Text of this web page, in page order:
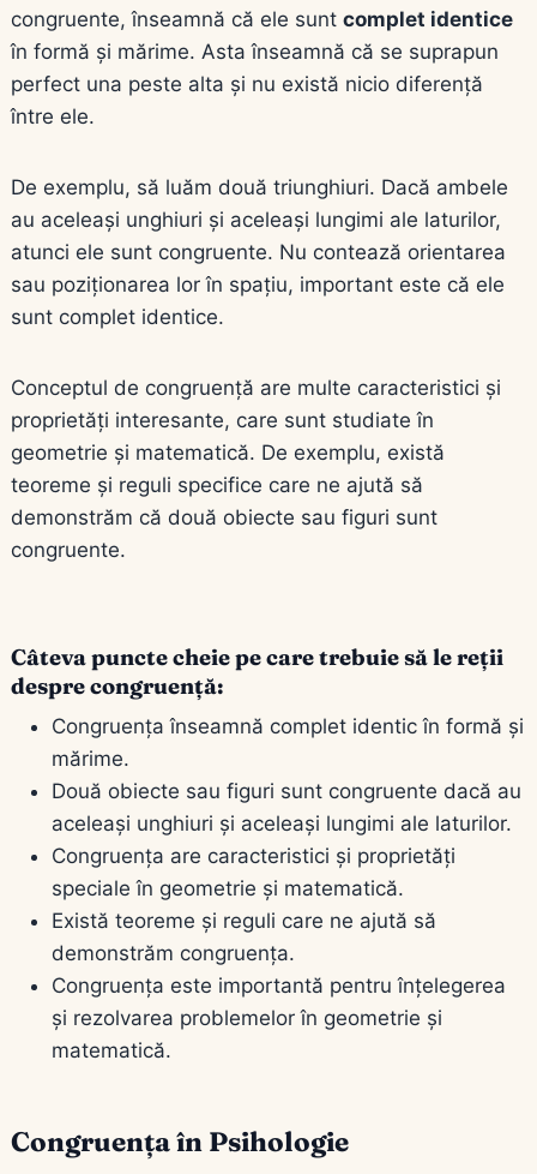
congruente, înseamnă că ele sunt complet identice
în formă și mărime. Asta înseamnă că se suprapun
perfect una peste alta și nu există nicio diferență
între ele.
De exemplu, să luăm două triunghiuri. Dacă ambele
au aceleași unghiuri și aceleași lungimi ale laturilor,
atunci ele sunt congruente. Nu contează orientarea
sau poziționarea lor în spațiu, important este că ele
sunt complet identice.
Conceptul de congruență are multe caracteristici și
proprietăți interesante, care sunt studiate în
geometrie și matematică. De exemplu, există
teoreme și reguli specifice care ne ajută să
demonstrăm că două obiecte sau figuri sunt
congruente.
Câteva puncte cheie pe care trebuie să le reții
despre congruență:
Congruența înseamnă complet identic în formă și
mărime.
Două obiecte sau figuri sunt congruente dacă au
aceleași unghiuri și aceleași lungimi ale laturilor.
Congruența are caracteristici și proprietăți
speciale în geometrie și matematică.
Există teoreme și reguli care ne ajută să
demonstrăm congruența.
Congruența este importantă pentru înțelegerea
și rezolvarea problemelor în geometrie și
matematică.
Congruența în Psihologie